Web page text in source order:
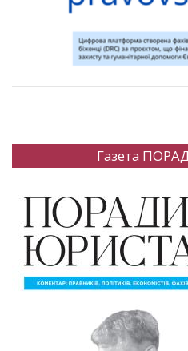
Газета